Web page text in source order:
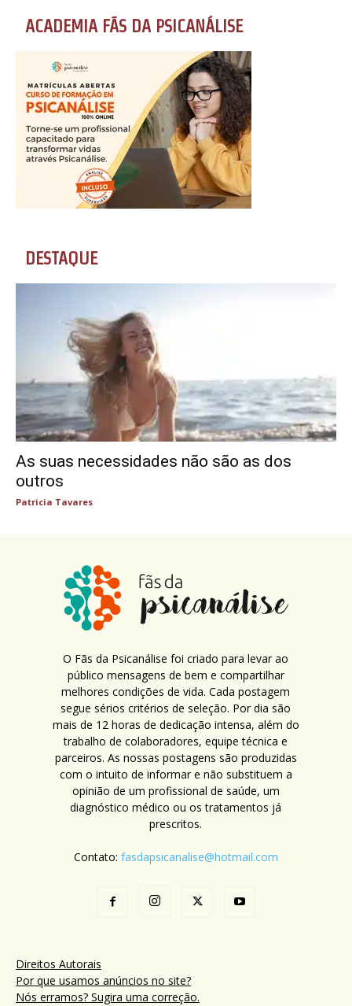
ACADEMIA FÃS DA PSICANÁLISE
DESTAQUE
As suas necessidades não são as dos
outros
Patricia Tavares
O Fãs da Psicanálise foi criado para levar ao
público mensagens de bem e compartilhar
melhores condições de vida. Cada postagem
segue sérios critérios de seleção. Por dia são
mais de 12 horas de dedicação intensa, além do
trabalho de colaboradores, equipe técnica e
parceiros. As nossas postagens são produzidas
com o intuito de informar e não substituem a
opinião de um profissional de saúde, um
diagnóstico médico ou os tratamentos já
prescritos.
Contato: fasdapsicanalise@hotmail.com
Direitos Autorais
Por que usamos anúncios no site?
Nós erramos? Sugira uma correção.